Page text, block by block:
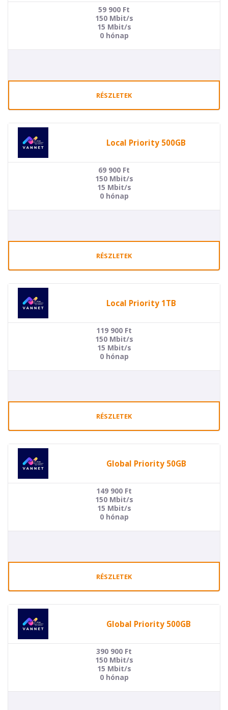
59 900 Ft
150 Mbit/s
15 Mbit/s
0 hónap
RÉSZLETEK
Local Priority 500GB
69 900 Ft
150 Mbit/s
15 Mbit/s
0 hónap
RÉSZLETEK
Local Priority 1TB
119 900 Ft
150 Mbit/s
15 Mbit/s
0 hónap
RÉSZLETEK
Global Priority 50GB
149 900 Ft
150 Mbit/s
15 Mbit/s
0 hónap
RÉSZLETEK
Global Priority 500GB
390 900 Ft
150 Mbit/s
15 Mbit/s
0 hónap